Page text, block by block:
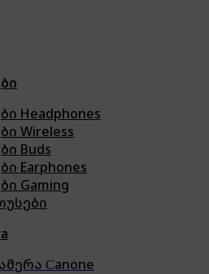
Headphones
Wireless
Buds
Earphones
Gaming
Сanone